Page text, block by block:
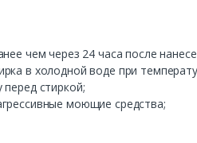
чемчерез 24часа после
в холодной воде при
перед стиркой;
вные моющие средства;